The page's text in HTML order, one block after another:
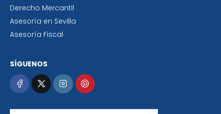
Derecho Mercantil
Asesoría en Sevilla
Asesoría Fiscal
SÍGUENOS